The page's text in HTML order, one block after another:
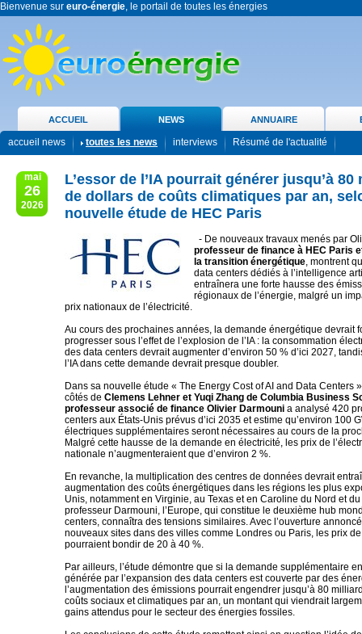
Bienvenue sur euro-énergie, le portail de toutes les énergies
ACCUEIL NEWS ANNUAIRE
accueil news toutes les news interviews Résumé de l'actualité
mai
26
2026
L’essor de l’IA pourrait générer jusqu’à
de dollars de coûts climatiques par an,
nouvelle étude de HEC Paris
- De nouveaux travaux menés par
professeur de finance à HEC Paris
la transition énergétique, montrent
data centers dédiés à l’intelligence
entraînera une forte hausse des
régionaux de l’énergie, malgré un
prix nationaux de l’électricité.
Au cours des prochaines années, la demande énergétique devrait
progresser sous l’effet de l’explosion de l’IA : la consommation
des data centers devrait augmenter d’environ 50 % d’ici 2027,
l’IA dans cette demande devrait presque doubler.
Dans sa nouvelle étude « The Energy Cost of AI and Data Centers
côtés de Clemens Lehner et Yuqi Zhang de Columbia Business
professeur associé de finance Olivier Darmouni a analysé 420
centers aux États-Unis prévus d’ici 2035 et estime qu’environ 100
électriques supplémentaires seront nécessaires au cours de la
Malgré cette hausse de la demande en électricité, les prix de
nationale n’augmenteraient que d’environ 2 %.
En revanche, la multiplication des centres de données devrait
augmentation des coûts énergétiques dans les régions les plus
Unis, notamment en Virginie, au Texas et en Caroline du Nord et
professeur Darmouni, l’Europe, qui constitue le deuxième hub
centers, connaîtra des tensions similaires. Avec l’ouverture
nouveaux sites dans des villes comme Londres ou Paris, les prix de
pourraient bondir de 20 à 40 %.
Par ailleurs, l’étude démontre que si la demande supplémentaire
générée par l’expansion des data centers est couverte par des
l’augmentation des émissions pourrait engendrer jusqu’à 80
coûts sociaux et climatiques par an, un montant qui viendrait
gains attendus pour le secteur des énergies fossiles.